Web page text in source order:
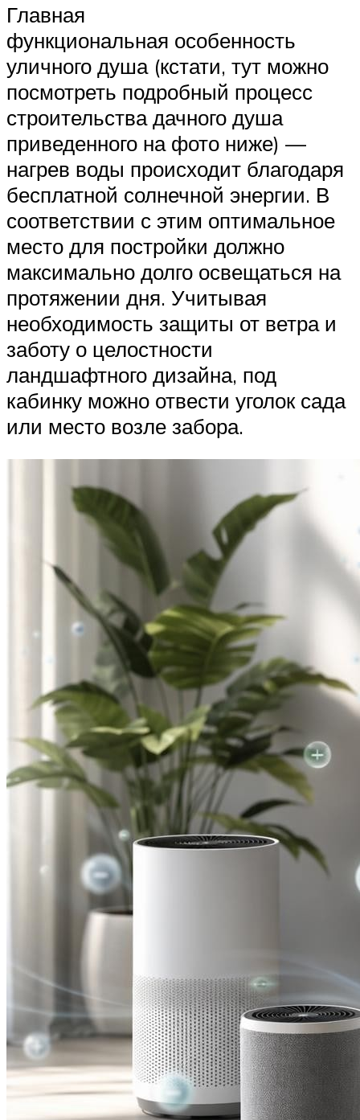
Главная
функциональная особенность
уличного душа (кстати, тут можно
посмотреть подробный процесс
строительства дачного душа
приведенного на фото ниже) —
нагрев воды происходит благодаря
бесплатной солнечной энергии. В
соответствии с этим оптимальное
место для постройки должно
максимально долго освещаться на
протяжении дня. Учитывая
необходимость защиты от ветра и
заботу о целостности
ландшафтного дизайна, под
кабинку можно отвести уголок сада
или место возле забора.